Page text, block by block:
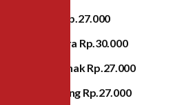
Rp.27.000
Sumatra Rp.30.000
PontianakRp.27.000
Lampung Rp.27.000